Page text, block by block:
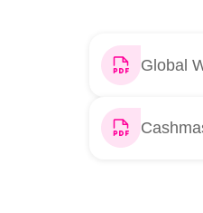
Global